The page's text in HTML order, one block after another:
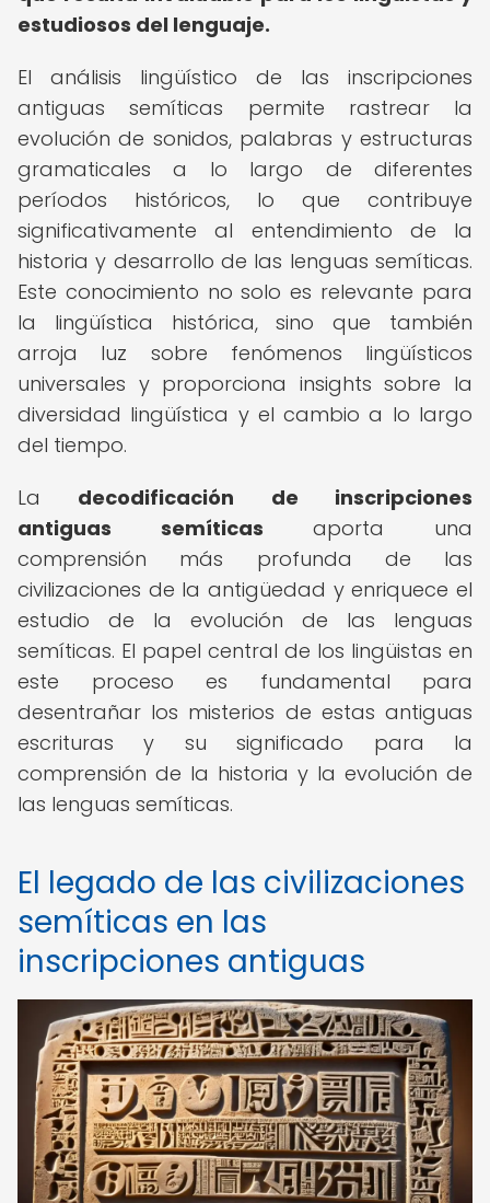
estudiosos del lenguaje.
El análisis lingüístico de las inscripciones
antiguas semíticas permite rastrear la
evolución de sonidos, palabras y estructuras
gramaticales a lo largo de diferentes
períodos históricos, lo que contribuye
significativamente al entendimiento de la
historia y desarrollo de las lenguas semíticas.
Este conocimiento no solo es relevante para
la lingüística histórica, sino que también
arroja luz sobre fenómenos lingüísticos
universales y proporciona insights sobre la
diversidad lingüística y el cambio a lo largo
del tiempo.
La decodificación de inscripciones
antiguas semíticas aporta una
comprensión más profunda de las
civilizaciones de la antigüedad y enriquece el
estudio de la evolución de las lenguas
semíticas. El papel central de los lingüistas en
este proceso es fundamental para
desentrañar los misterios de estas antiguas
escrituras y su significado para la
comprensión de la historia y la evolución de
las lenguas semíticas.
El legado de las civilizaciones
semíticas en las
inscripciones antiguas